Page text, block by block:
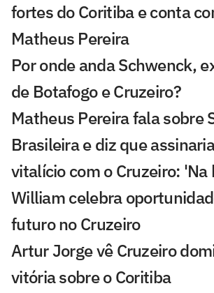
fortes do Coritiba e conta
Matheus Pereira
Por onde anda Schwenck,
de Botafogo e Cruzeiro?
Matheus Pereira fala sobre
Brasileira e diz que
vitalício com o Cruzeiro: 'Na
William celebra
futuro no Cruzeiro
Artur Jorge vê Cruzeiro
vitória sobre o Coritiba